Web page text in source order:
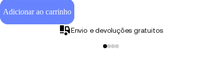
Adicionar ao carrinho
Envio e devoluções gratuitos